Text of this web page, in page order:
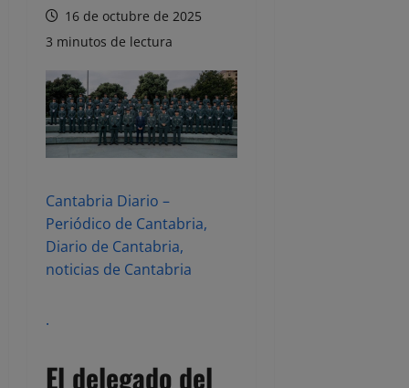
16 de octubre de 2025
3 minutos de lectura
Cantabria Diario –
Periódico de Cantabria,
Diario de Cantabria,
noticias de Cantabria
.
El delegado del